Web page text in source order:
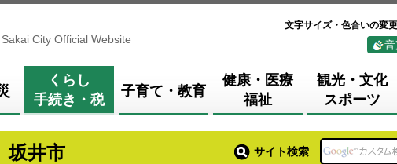
Sakai City Official Website
文字サイズ・色合いの変更
くらし
手続き・税
子育て・教育
健康・医療
福祉
観光・文化
スポーツ
坂井市 サイト検索